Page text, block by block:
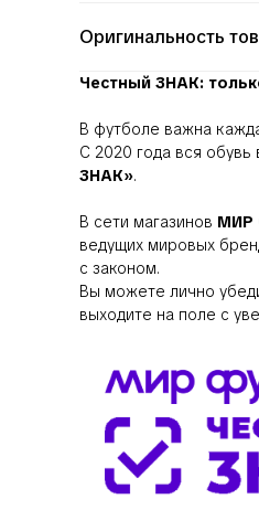
Оригинальность
Честный ЗНАК:
В футболе важна
С 2020 года вся
ЗНАК».
В сети магазинов МИР
ведущих мировых
с законом.
Вы можете лично
выходите на поле с